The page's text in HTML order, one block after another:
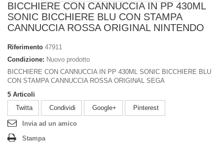
BICCHIERE CON CANNUCCIA IN PP 430ML
SONIC BICCHIERE BLU CON STAMPA
CANNUCCIA ROSSA ORIGINAL NINTENDO
Riferimento 47911
Condizione: Nuovo prodotto
BICCHIERE CON CANNUCCIA IN PP 430ML SONIC BICCHIERE BLU
CON STAMPA CANNUCCIA ROSSA ORIGINAL SEGA
5 Articoli
Twitta
Condividi Google+ Pinterest
Invia ad un amico
Stampa